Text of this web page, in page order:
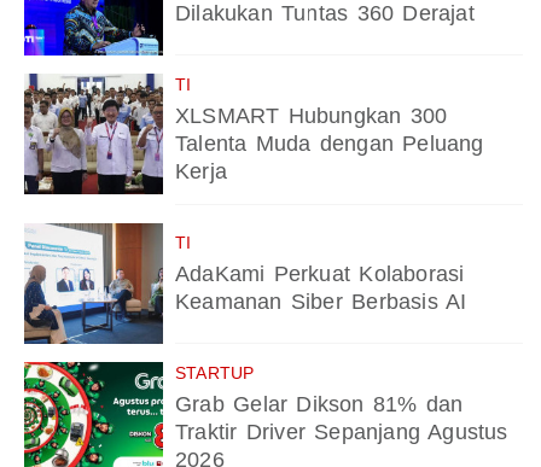
Dilakukan Tuntas 360 Derajat
TI
XLSMART Hubungkan 300
Talenta Muda dengan Peluang
Kerja
TI
AdaKami Perkuat Kolaborasi
Keamanan Siber Berbasis AI
STARTUP
Grab Gelar Dikson 81% dan
Traktir Driver Sepanjang Agustus
2026